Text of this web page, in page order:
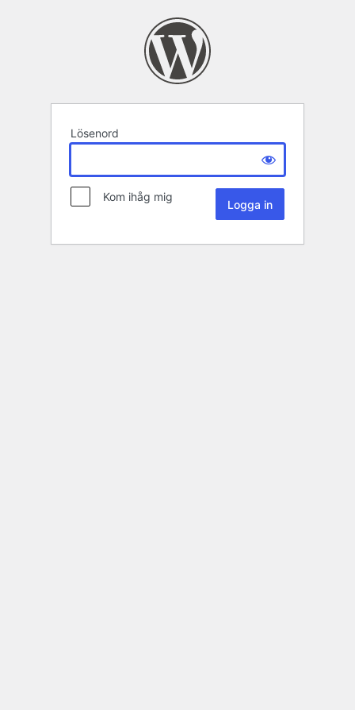
Lösenord
Kom ihåg mig